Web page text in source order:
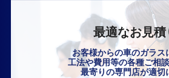
最適なお見積
お客様からの車のガラス
工法や費用等の各種ご相談
最寄りの専門店が適切